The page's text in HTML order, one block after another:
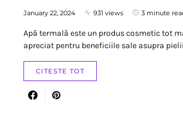
January 22, 2024 931 views 3 minute
Apă termală este un produs cosmetic tot
apreciat pentru beneficiile sale asupra
CITESTE TOT